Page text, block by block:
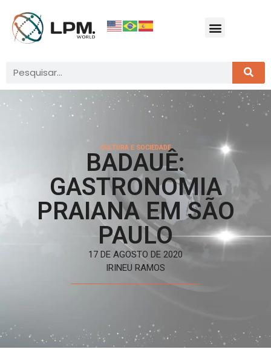
CULTURA E SOCIEDADE
BADAUÊ:
GASTRONOMIA
PRAIANA EM SÃO
PAULO
17 DE AGOSTO DE 2020
IRINEU RAMOS